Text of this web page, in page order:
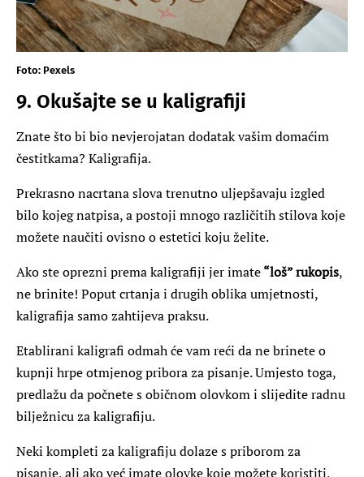
Foto: Pexels
9. Okušajte se u kaligrafiji
Znate što bi bio nevjerojatan dodatak vašim domaćim
čestitkama? Kaligrafija.
Prekrasno nacrtana slova trenutno uljepšavaju izgled
bilo kojeg natpisa, a postoji mnogo različitih stilova koje
možete naučiti ovisno o estetici koju želite.
Ako ste oprezni prema kaligrafiji jer imate“loš” rukopis,
ne brinite! Poput crtanja i drugih oblika umjetnosti,
kaligrafija samo zahtijeva praksu.
Etablirani kaligrafi odmah će vam reći da ne brinete o
kupnji hrpe otmjenog pribora za pisanje. Umjesto toga,
predlažu da počnete s običnom olovkom i slijedite radnu
bilježnicu za kaligrafiju.
Neki kompleti za kaligrafiju dolaze s priborom za
pisanje, ali ako već imate olovke koje možete koristiti,